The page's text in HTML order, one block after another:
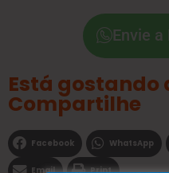
Envie a
Está gostando
Compartilhe
Facebook WhatsApp
Email Print